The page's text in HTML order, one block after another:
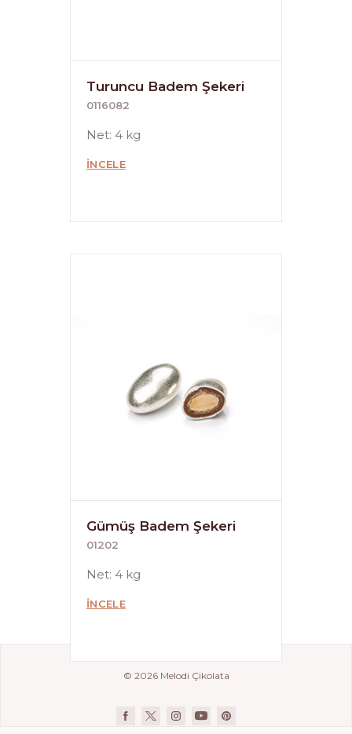
Turuncu Badem Şekeri
0116082
Net: 4 kg
İNCELE
Gümüş Badem Şekeri
01202
Net: 4 kg
İNCELE
© 2026 Melodi Çikolata